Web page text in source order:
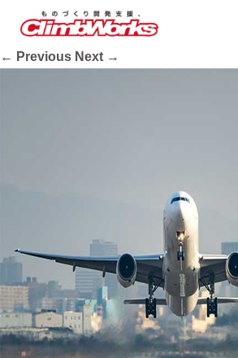
metal_top04
Published2020.10.16at660 × 440
← Previous Next →